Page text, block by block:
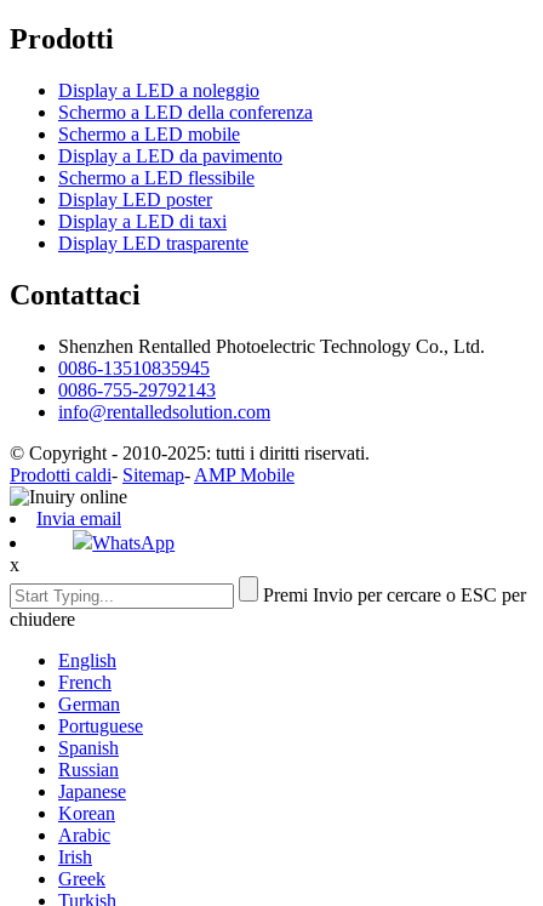
Prodotti
Display a LED a noleggio
Schermo a LED della conferenza
Schermo a LED mobile
Display a LED da pavimento
Schermo a LED flessibile
Display LED poster
Display a LED di taxi
Display LED trasparente
Contattaci
Shenzhen Rentalled Photoelectric Technology Co., Ltd.
0086-13510835945
0086-755-29792143
info@rentalledsolution.com
© Copyright - 2010-2025: tutti i diritti riservati.
Prodotti caldi- Sitemap- AMP Mobile
Invia email
WhatsApp
x
Premi Invio per cercare o ESC per
chiudere
English
French
German
Portuguese
Spanish
Russian
Japanese
Korean
Arabic
Irish
Greek
Turkish